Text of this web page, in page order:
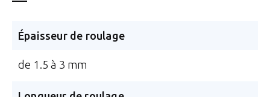
Épaisseur de roulage
de 1.5 à 3 mm